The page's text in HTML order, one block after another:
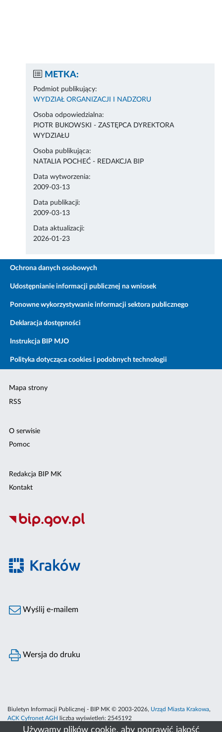
Używamy plików cookie, aby poprawić jakość
METKA:
Podmiot publikujący:
WYDZIAŁ ORGANIZACJI I NADZORU
Osoba odpowiedzialna:
PIOTR BUKOWSKI - ZASTĘPCA DYREKTORA
WYDZIAŁU
Osoba publikująca:
NATALIA POCHEĆ - REDAKCJA BIP
Data wytworzenia:
2009-03-13
Data publikacji:
2009-03-13
Data aktualizacji:
2026-01-23
Ochrona danych osobowych
Udostępnianie informacji publicznej na wniosek
Ponowne wykorzystywanie informacji sektora publicznego
Deklaracja dostępności
Instrukcja BIP MJO
Polityka dotycząca cookies i podobnych technologii
Mapa strony
RSS
O serwisie
Pomoc
Redakcja BIP MK
Kontakt
Wyślij e-mailem
Wersja do druku
Biuletyn Informacji Publicznej - BIP MK © 2003-2026, Urząd Miasta Krakowa,
ACK Cyfronet AGH
liczba wyświetleń: 2545192